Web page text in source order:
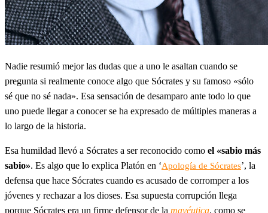
Nadie resumió mejor las dudas que a uno le asaltan cuando se
pregunta si realmente conoce algo que Sócrates y su famoso «sólo
sé que no sé nada». Esa sensación de desamparo ante todo lo que
uno puede llegar a conocer se ha expresado de múltiples maneras a
lo largo de la historia.
Esa humildad llevó a Sócrates a ser reconocido como el «sabio más
sabio». Es algo que lo explica Platón en ‘Apología de Sócrates’, la
defensa que hace Sócrates cuando es acusado de corromper a los
jóvenes y rechazar a los dioses. Esa supuesta corrupción llega
porque Sócrates era un firme defensor de la mayéutica, como se